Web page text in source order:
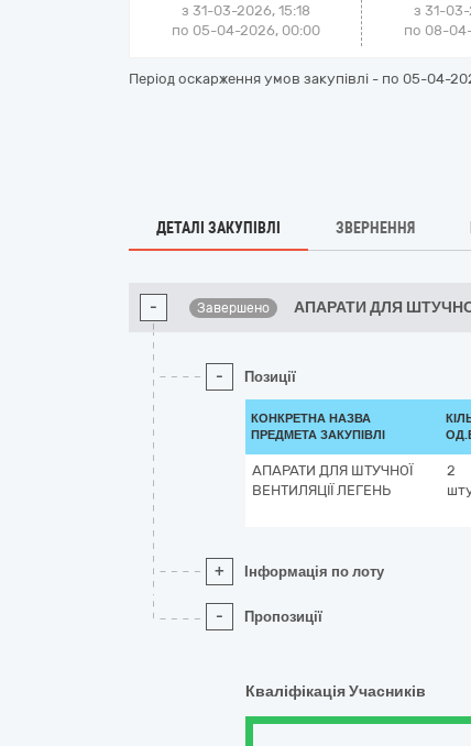
з 31-03-2026, 15:18
по 05-04-2026, 00:00
з 31-03-
по 08-
Період оскарження умов закупівлі - по 05-04-
ДЕТАЛІ ЗАКУПІВЛІ ЗВЕРНЕННЯ
- Завершено АПАРАТИ ДЛЯ
- Позиції
КОНКРЕТНА НАЗВА
ПРЕДМЕТА ЗАКУПІВЛІ
АПАРАТИ ДЛЯ ШТУЧНОЇ
ВЕНТИЛЯЦІЇ ЛЕГЕНЬ
2
+ Інформація по лоту
- Пропозиції
Кваліфікація Учасників